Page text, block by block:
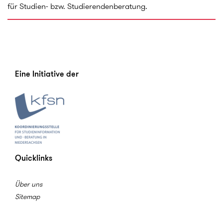
für Studien- bzw. Studierendenberatung.
Eine Initiative der
Quicklinks
Über uns
Sitemap